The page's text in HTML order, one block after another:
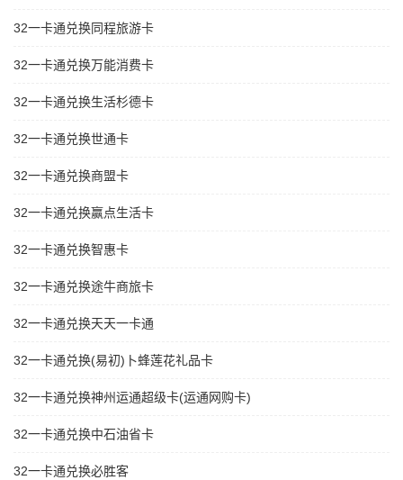
32一卡通兑换同程旅游卡
32一卡通兑换万能消费卡
32一卡通兑换生活杉德卡
32一卡通兑换世通卡
32一卡通兑换商盟卡
32一卡通兑换赢点生活卡
32一卡通兑换智惠卡
32一卡通兑换途牛商旅卡
32一卡通兑换天天一卡通
32一卡通兑换(易初)卜蜂莲花礼品卡
32一卡通兑换神州运通超级卡(运通网购卡)
32一卡通兑换中石油省卡
32一卡通兑换必胜客